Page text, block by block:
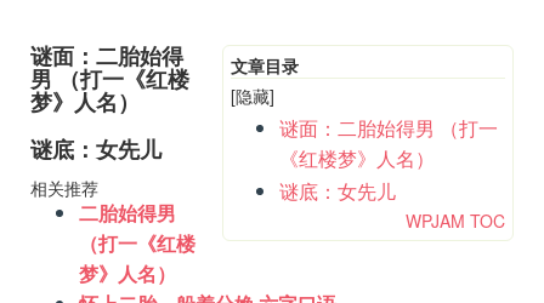
文章目录
[隐藏]
谜面：二胎始得男 （打一
《红楼梦》人名）
谜底：女先儿
WPJAM TOC
谜面：二胎始得
男 （打一《红楼
梦》人名）
谜底：女先儿
相关推荐
二胎始得男
（打一《红楼
梦》人名）